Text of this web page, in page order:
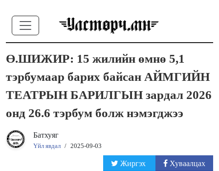
Ө.ШИЖИР: 15 жилийн өмнө 5,1
тэрбумаар барих байсан АЙМГИЙН
ТЕАТРЫН БАРИЛГЫН зардал 2026
онд 26.6 тэрбум болж нэмэгджээ
Батхуяг
Үйл явдал / 2025-09-03
Жиргэх Хуваалцах